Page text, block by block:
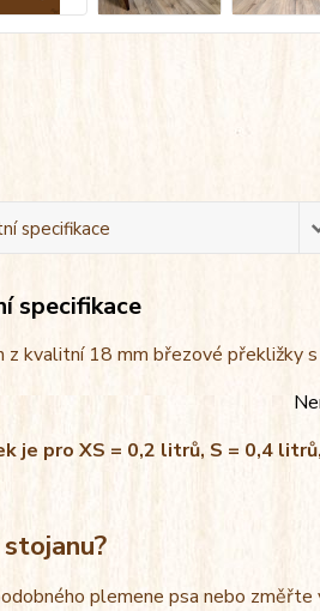
specifikace
specifikace
z kvalitní 18 mm březové překližky
je pro XS = 0,2 litrů, S = 0,4
plemene psa nebo změřte